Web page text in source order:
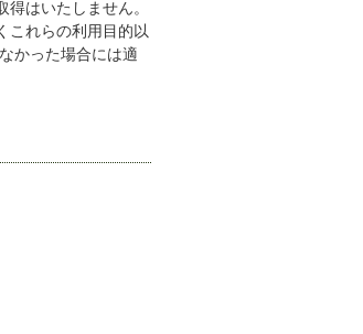
はいたしません。
これらの利用目的以
かった場合には適